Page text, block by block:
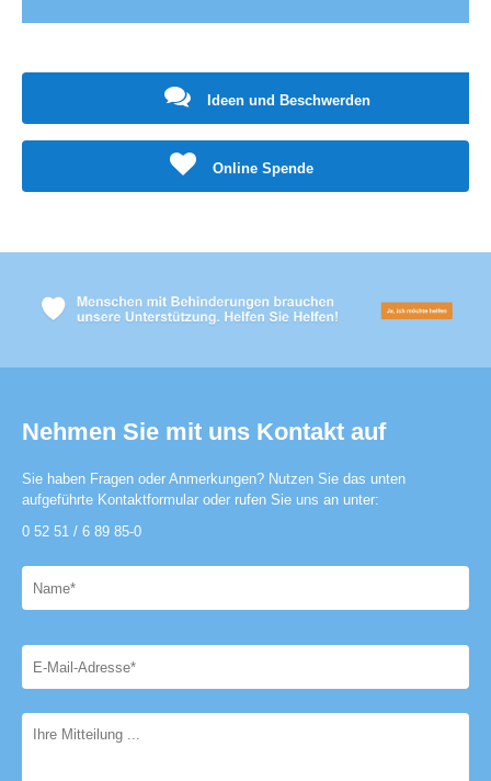
Ideen und Beschwerden
Online Spende
Nehmen Sie mit uns Kontakt auf
Sie haben Fragen oder Anmerkungen? Nutzen Sie das unten
aufgeführte Kontaktformular oder rufen Sie uns an unter:
0 52 51 / 6 89 85-0